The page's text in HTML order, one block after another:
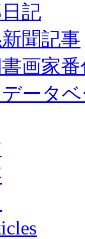
記
聞記事
画家
ータ